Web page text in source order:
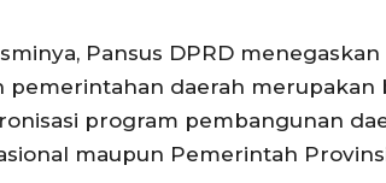
Pansus DPRD
pemerintahan daerah merupakan
program pembangunan
maupun Pemerintah